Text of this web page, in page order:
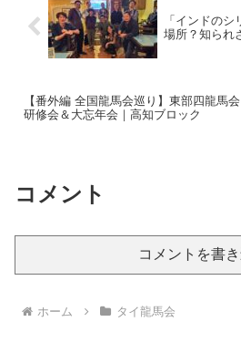
「インドの
場所？知られ
【番外編 全国龍馬会巡り】東部四龍馬会
研修会＆大忘年会｜高知ブロック
コメント
コメントを書
ホーム タイ龍馬会